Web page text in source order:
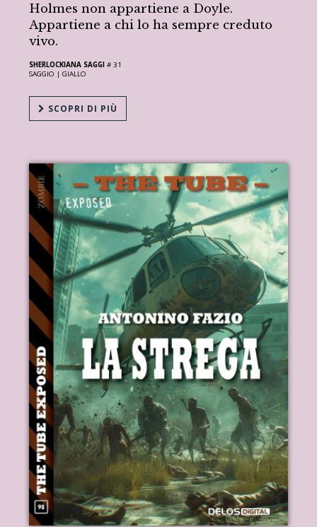
Holmes non appartiene a Doyle.
Appartiene a chi lo ha sempre creduto
vivo.
SHERLOCKIANA SAGGI # 31
SAGGIO |GIALLO
SCOPRI DI PIÙ